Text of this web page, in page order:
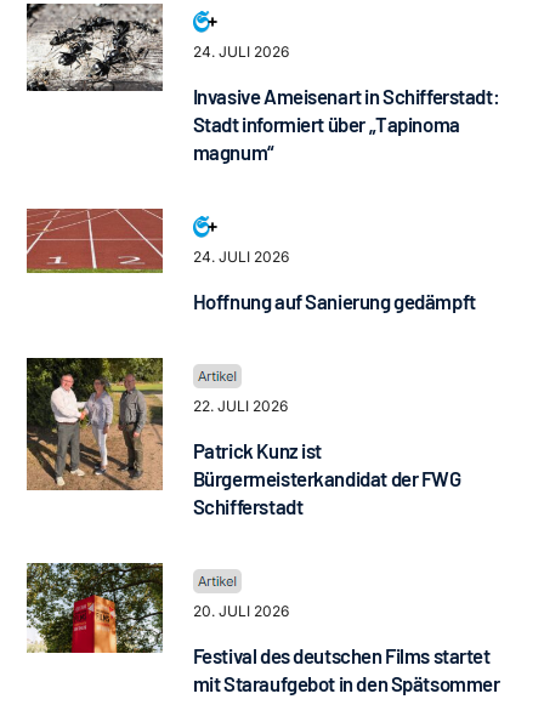
24. JULI 2026
Invasive Ameisenart in Schifferstadt:
Stadt informiert über „Tapinoma
magnum“
24. JULI 2026
Hoffnung auf Sanierung gedämpft
22. JULI 2026
Patrick Kunz ist
Bürgermeisterkandidat der FWG
Schifferstadt
20. JULI 2026
Festival des deutschen Films startet
mit Staraufgebot in den Spätsommer